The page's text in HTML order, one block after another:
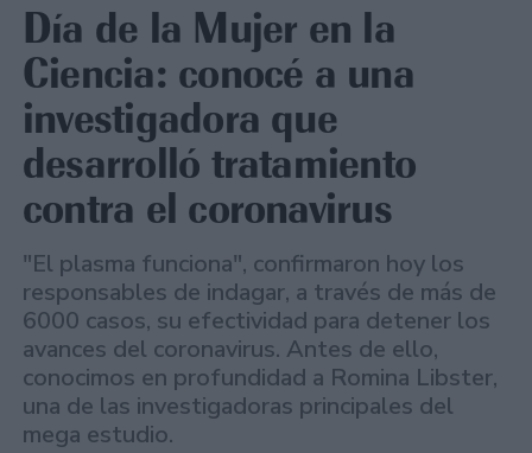
Día de la Mujer en la
Ciencia: conocé a una
investigadora que
desarrolló tratamiento
contra el coronavirus
"El plasma funciona", confirmaron hoy los
responsables de indagar, a través de más de
6000 casos, su efectividad para detener los
avances del coronavirus. Antes de ello,
conocimos en profundidad a Romina Libster,
una de las investigadoras principales del
mega estudio.